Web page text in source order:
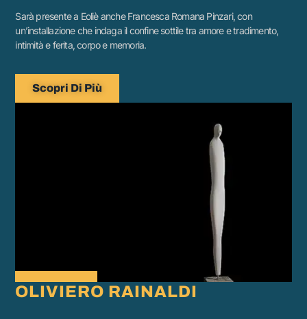
Sarà presente a Eoliè anche Francesca Romana Pinzari, con
un’installazione che indaga il confine sottile tra amore e tradimento,
intimità e ferita, corpo e memoria.
Scopri Di Più
OLIVIERO RAINALDI